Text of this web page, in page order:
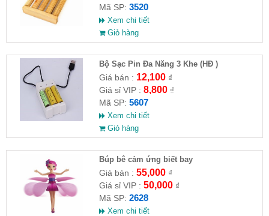
Mã SP: 3520
Xem chi tiết
Giỏ hàng
Bộ Sạc Pin Đa Năng 3 Khe (HĐ )
Giá bán : 12,100₫
Giá sỉ VIP : 8,800₫
Mã SP: 5607
Xem chi tiết
Giỏ hàng
​Búp bê cảm ứng biết bay
Giá bán : 55,000₫
Giá sỉ VIP : 50,000₫
Mã SP: 2628
Xem chi tiết